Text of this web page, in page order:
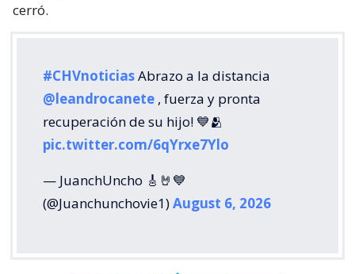
cerró.
#CHVnoticiasAbrazo a la distancia
@leandrocanete , fuerza y pronta
recuperación de su hijo! 💙🫂
pic.twitter.com/6qYrxe7Ylo
— JuanchUncho 🎸🤘💙
(@Juanchunchovie1)August 6, 2026